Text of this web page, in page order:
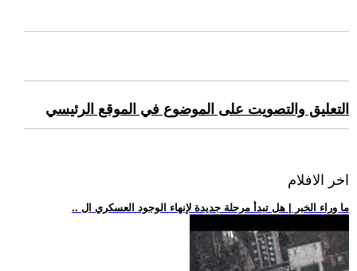
التعليق والتصويت على الموضوع في الموقع الرئيسي
اخر الافلام
.. ما وراء الخبر | هل تبدأ مرحلة جديدة لإنهاء الوجود العسكري ال